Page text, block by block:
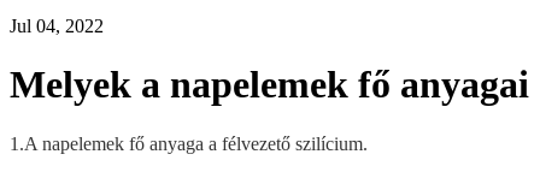
Jul 04, 2022
Melyek a napelemek fő anyagai
1.A napelemek fő anyaga a félvezető szilícium.